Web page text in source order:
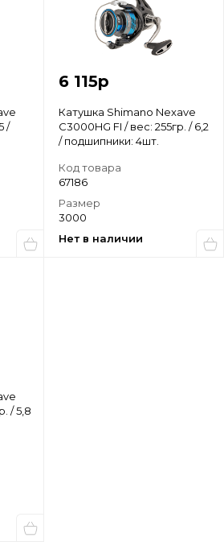
/
6 115р
Катушка Shimano Nexave
C3000HG FI / вес: 255гр. / 6,2
/ подшипники: 4шт.
Код товара
67186
Размер
3000
Нет в наличии
/ 5,8